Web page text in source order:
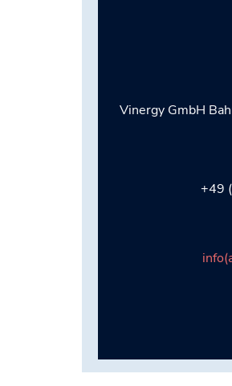
Vinergy GmbH
+49